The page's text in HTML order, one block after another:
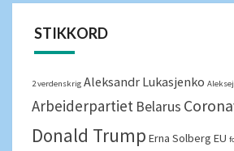
STIKKORD
2 verdenskrig Aleksandr Lukasjenko
Arbeiderpartiet Belarus
Donald Trump Erna Solberg EU